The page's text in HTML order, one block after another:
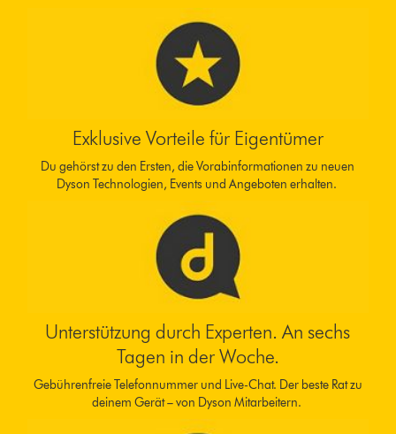
Exklusive Vorteile für Eigentümer
Du gehörst zu den Ersten, die Vorabinformationen zu neuen
Dyson Technologien, Events und Angeboten erhalten.
Unterstützung durch Experten. An sechs
Tagen in der Woche.
Gebührenfreie Telefonnummer und Live-Chat. Der beste Rat zu
deinem Gerät – von Dyson Mitarbeitern.